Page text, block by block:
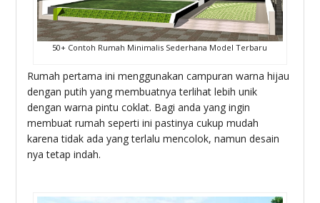
50+ Contoh Rumah Minimalis Sederhana Model Terbaru
Rumah pertama ini menggunakan campuran warna hijau
dengan putih yang membuatnya terlihat lebih unik
dengan warna pintu coklat. Bagi anda yang ingin
membuat rumah seperti ini pastinya cukup mudah
karena tidak ada yang terlalu mencolok, namun desain
nya tetap indah.